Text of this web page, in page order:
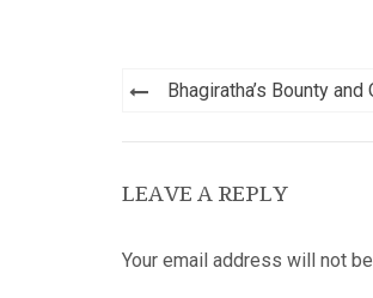
PostBhagiratha’s Bounty
LEAVE A REPLY
Your email address will not